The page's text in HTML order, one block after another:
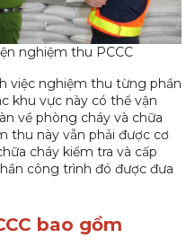
nghiệm thu PCCC
việc nghiệm thu từng phần
khu vực này có thể vận
về phòng cháy và chữa
thu này vẫn phải được cơ
cháy kiểm tra và cấp
công trình đó được đưa
bao gồm